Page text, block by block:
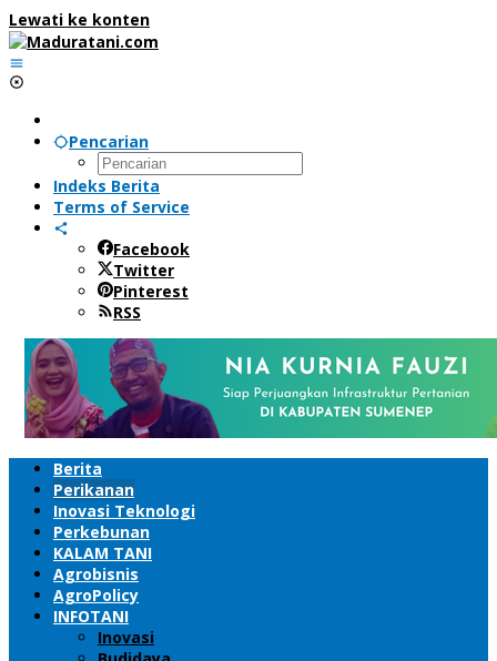
Lewati ke konten
Pencarian
Indeks Berita
Terms of Service
Facebook
Twitter
Pinterest
RSS
Berita
Perikanan
Inovasi Teknologi
Perkebunan
KALAM TANI
Agrobisnis
AgroPolicy
INFOTANI
Inovasi